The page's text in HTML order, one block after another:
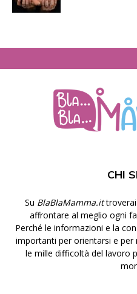
CHI
Su BlaBlaMamma.ittroverai
affrontare al meglio ogni
Perché le informazioni e la
importanti per orientarsi e per
le mille difficoltà del lavoro